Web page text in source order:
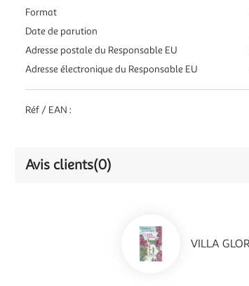
Format
Date de parution
Adresse postale du Responsable EU
Adresse électronique du Responsable EU
Réf / EAN :
Avis clients(0)
VILLA